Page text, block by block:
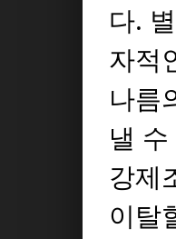
다.
자적
나름
낼
강제
이탈